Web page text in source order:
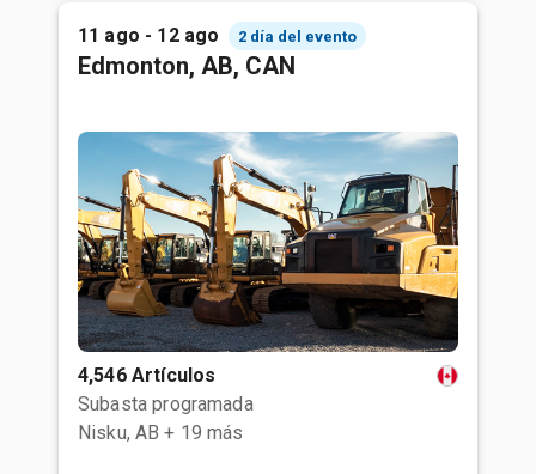
11 ago - 12 ago 2 día del evento
Edmonton, AB, CAN
4,546 Artículos
Subasta programada
Nisku, AB + 19 más